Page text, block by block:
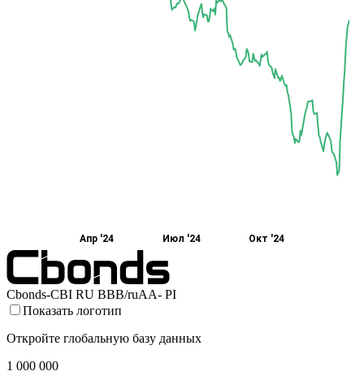
Апр '24 Июл '24 Окт '24
Cbonds-CBI RU BBB/ruAA- PI
Показать логотип
Откройте глобальную базу данных
1 000 000